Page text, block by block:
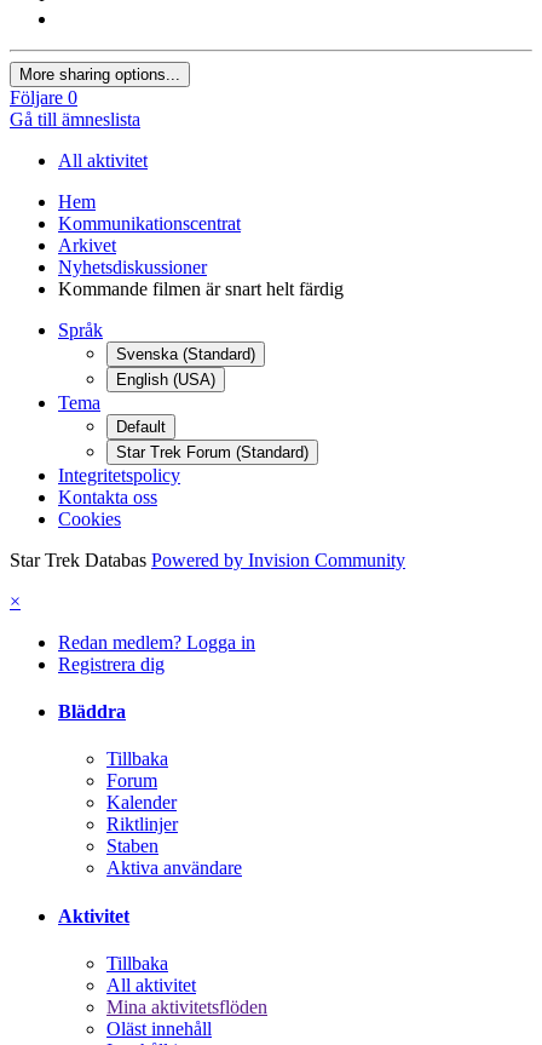
More sharing options...
Följare 0
Gå till ämneslista
All aktivitet
Hem
Kommunikationscentrat
Arkivet
Nyhetsdiskussioner
Kommande filmen är snart helt färdig
Språk
Svenska (Standard)
English (USA)
Tema
Default
Star Trek Forum (Standard)
Integritetspolicy
Kontakta oss
Cookies
Star Trek Databas Powered by Invision Community
×
Redan medlem? Logga in
Registrera dig
Bläddra
Tillbaka
Forum
Kalender
Riktlinjer
Staben
Aktiva användare
Aktivitet
Tillbaka
All aktivitet
Mina aktivitetsflöden
Oläst innehåll